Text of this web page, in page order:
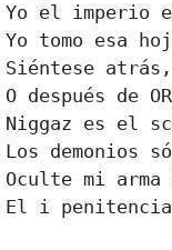
Yo el imperio
Yo tomo esa
Siéntese
O después de
Niggaz es el
Los demonios
Oculte mi
El i